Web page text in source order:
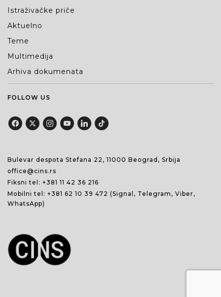
Istraživačke priče
Aktuelno
Teme
Multimedija
Arhiva dokumenata
FOLLOW US
Bulevar despota Stefana 22, 11000 Beograd, Srbija
office@cins.rs
Fiksni tel: +381 11 42 36 216
Mobilni tel: +381 62 10 39 472 (Signal, Telegram, Viber,
WhatsApp)